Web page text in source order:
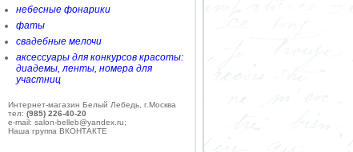
небесные фонарики
фаты
свадебные мелочи
аксессуары для конкурсов красоты:
диадемы, ленты, номера для
участниц
Интернет-магазин Белый Лебедь, г.Москва
тел: (985) 226-40-20
e-mail: salon-belleb@yandex.ru;
Наша группа ВКОНТАКТЕ